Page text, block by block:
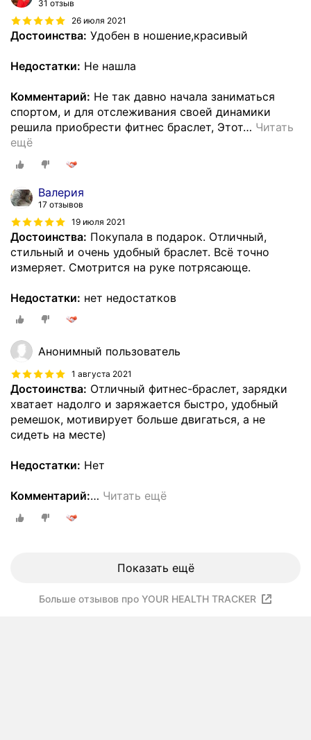
31 отзыв
26 июля 2021
Достоинства: Удобен в ношение,красивый
Недостатки: Не нашла
Комментарий: Не так давно начала заниматься
спортом, и для отслеживания своей динамики
решила приобрести фитнес браслет, Этот… Читать
ещё
Валерия
17 отзывов
19 июля 2021
Достоинства: Покупала в подарок. Отличный,
стильный и очень удобный браслет. Всё точно
измеряет. Смотрится на руке потрясающе.
Недостатки: нет недостатков
Анонимный пользователь
1 августа 2021
Достоинства: Отличный фитнес-браслет, зарядки
хватает надолго и заряжается быстро, удобный
ремешок, мотивирует больше двигаться, а не
сидеть на месте)
Недостатки: Нет
Комментарий:… Читать ещё
Показать ещё
Больше отзывов про YOUR HEALTH TRACKER